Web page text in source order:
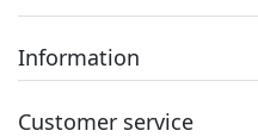
Information
Customer service